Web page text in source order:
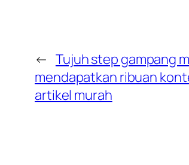
← Tujuh step gampang
mendapatkan ribuan
artikel murah